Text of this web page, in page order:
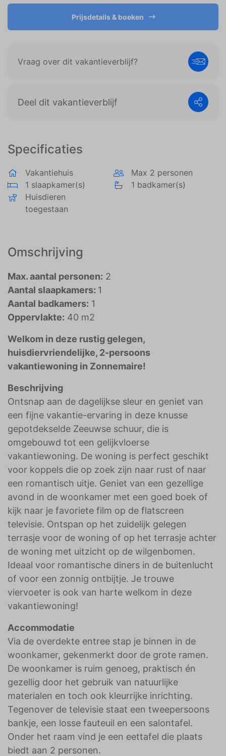
Specificaties
Vakantiehuis
Max 2 personen
1 slaapkamer(s)
1 badkamer(s)
Huisdieren
toegestaan
Omschrijving
Max. aantal personen: 2
Aantal slaapkamers: 1
Aantal badkamers: 1
Oppervlakte: 40 m2
Welkom in deze rustig gelegen,
huisdiervriendelijke, 2-persoons
vakantiewoning in Zonnemaire!
Beschrijving
Ontsnap aan de dagelijkse sleur en geniet van
een fijne vakantie-ervaring in deze knusse
gepotdekselde Zeeuwse schuur, die is
omgebouwd tot een gelijkvloerse
vakantiewoning. De woning is perfect geschikt
voor koppels die op zoek zijn naar rust of naar
een romantisch uitje. Geniet van een gezellige
avond in de woonkamer met een goed boek of
kijk naar je favoriete film op de flatscreen
televisie. Ontspan op het zuidelijk gelegen
terrasje voor de woning of op het terrasje achter
de woning met uitzicht op de wilgenbomen.
Ideaal voor romantische diners in de buitenlucht
of voor een zonnig ontbijtje. Je trouwe
viervoeter is ook van harte welkom in deze
vakantiewoning!
Accommodatie
Via de overdekte entree stap je binnen in de
woonkamer, gekenmerkt door de grote ramen.
De woonkamer is ruim genoeg, praktisch én
gezellig door het gebruik van natuurlijke
materialen en toch ook kleurrijke inrichting.
Tegenover de televisie staat een tweepersoons
bankje, een losse fauteuil en een salontafel.
Onder het raam vind je een eettafel die plaats
biedt aan 2 personen.
Prijsdetails & boeken
Vraag over dit vakantieverblijf?
Deel dit vakantieverblijf
weergeven die zijn afgestemd op en relevant zijn
voor de individuele gebruiker. Deze advertenties